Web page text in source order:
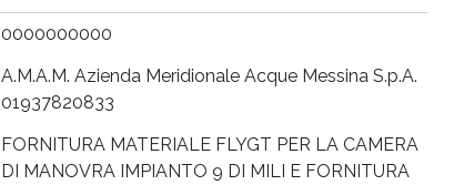
0000000000
A.M.A.M. Azienda Meridionale Acque Messina S.p.A.
01937820833
FORNITURA MATERIALE FLYGT PER LA CAMERA
DI MANOVRA IMPIANTO 9 DI MILI E FORNITURA